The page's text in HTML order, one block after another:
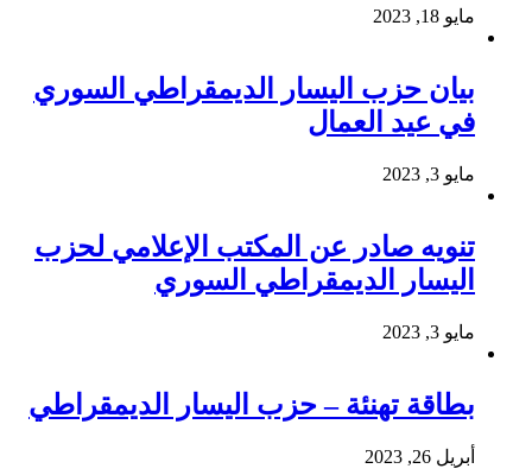
مايو 18, 2023
بيان حزب اليسار الديمقراطي السوري
في عيد العمال
مايو 3, 2023
تنويه صادر عن المكتب الإعلامي لحزب
اليسار الديمقراطي السوري
مايو 3, 2023
بطاقة تهنئة – حزب اليسار الديمقراطي
أبريل 26, 2023